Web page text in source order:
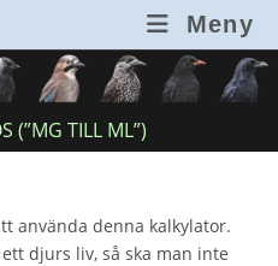
Meny
(”MG TILL ML”)
använda denna kalkylator.
djurs liv, så ska man inte